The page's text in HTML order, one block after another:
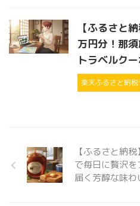
【ふるさと
万円分！那
トラベルク
楽天ふるさと納
【ふるさと納
で毎日に贅沢
届く芳醇な味わ